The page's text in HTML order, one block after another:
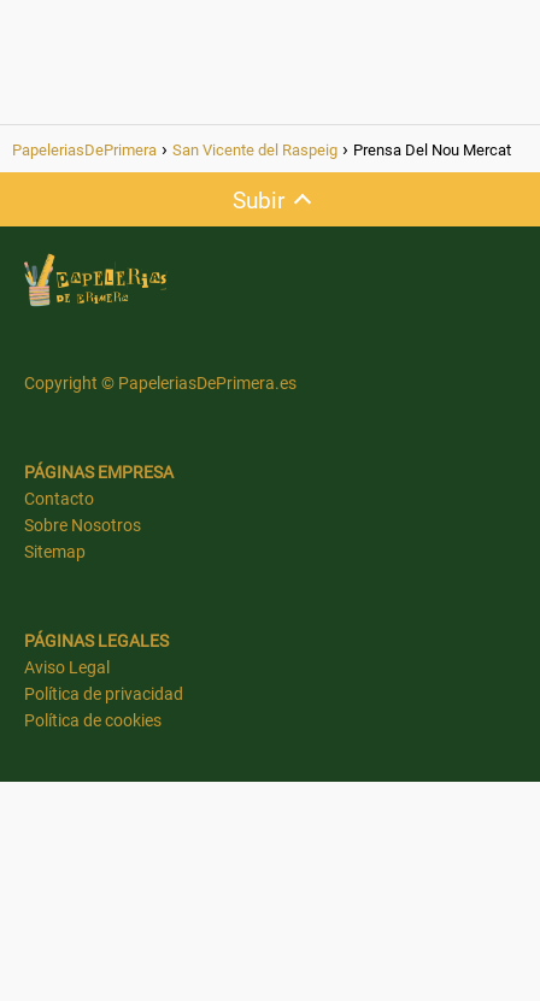
PapeleriasDePrimera San Vicente del Raspeig Prensa Del Nou Mercat
Subir
Copyright © PapeleriasDePrimera.es
PÁGINAS EMPRESA
Contacto
Sobre Nosotros
Sitemap
PÁGINAS LEGALES
Aviso Legal
Política de privacidad
Política de cookies